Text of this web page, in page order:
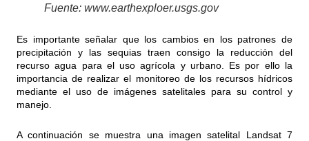
Fuente: www.earthexploer.usgs.gov
Es importante señalar que los cambios en los patrones de
precipitación y las sequias traen consigo la reducción del
recurso agua para el uso agrícola y urbano. Es por ello la
importancia de realizar el monitoreo de los recursos hídricos
mediante el uso de imágenes satelitales para su control y
manejo.
A continuación se muestra una imagen satelital Landsat 7